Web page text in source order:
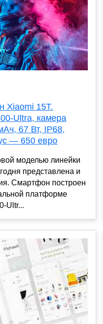
Xiaomi 15T.
Ultra, камера
67 Вт, IP68,
— 650 евро
моделью линейки
представлена и
Смартфон построен
платформе
Ultr...